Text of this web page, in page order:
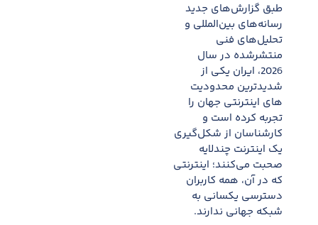
طبق گزارش‌های جدید
رسانه‌های بین‌المللی و
تحلیل‌های فنی
منتشرشده در سال
2026، ایران یکی از
شدیدترین محدودیت
های اینترنتی جهان را
تجربه کرده است و
کارشناسان از شکل‌گیری
یک اینترنت چندلایه
صحبت می‌کنند؛ اینترنتی
که در آن، همه کاربران
دسترسی یکسانی به
شبکه جهانی ندارند.